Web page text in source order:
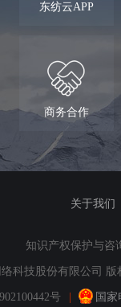
东纺云APP
商务合作
关于我们
知识产权保护与咨
科技股份有限公司 版
号 国